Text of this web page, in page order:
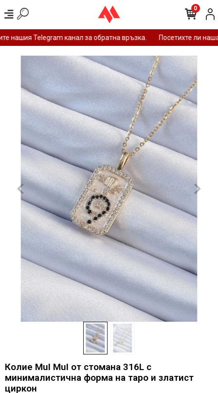
нашия Telegram канал за обратна връзка. Посетихте ли
0
Колие MuI MuI от стомана 316L с
минималистична форма на таро и златист
циркон